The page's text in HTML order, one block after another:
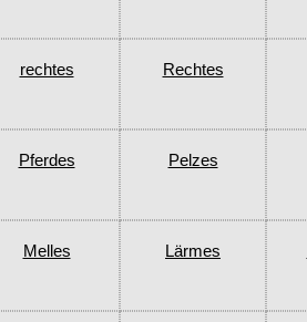
rechtes Rechtes
Pferdes Pelzes
Melles Lärmes